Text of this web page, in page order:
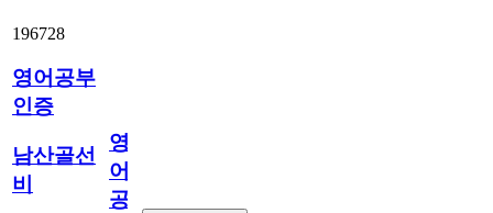
196728
영어공부
인증
남산골선
비
영
어
공